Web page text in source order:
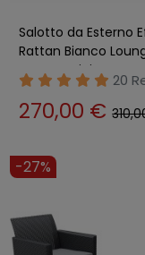
Salotto da Esterno
Rattan Bianco
con Cuscini
20
270,00 €
-27%